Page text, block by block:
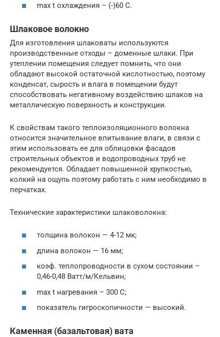
max t охлаждения – (-)60 С.
Шлаковое волокно
Для изготовления шлаковаты используются
производственные отходы – доменные шлаки. При
утеплении помещения следует помнить, что они
обладают высокой остаточной кислотностью, поэтому
конденсат, сырость и влага в помещении будут
способствовать негативному воздействию шлаков на
металлическую поверхность и конструкции.
К свойствам такого теплоизоляционного волокна
относится значительное впитывание влаги, в связи с
этим использовать ее для облицовки фасадов
строительных объектов и водопроводных труб не
рекомендуется. Обладает повышенной хрупкостью,
колкий на ощупь поэтому работать с ним необходимо в
перчатках.
Технические характеристики шлаковолокна:
толщина волокон — 4-12 мк;
длина волокон — 16 мм;
коэф. теплопроводности в сухом состоянии –
0,46-0,48 Ватт/м/Кельвин;
max t нагревания – 300 С;
показатель гигроскопичности — высокий.
Каменная (базальтовая) вата